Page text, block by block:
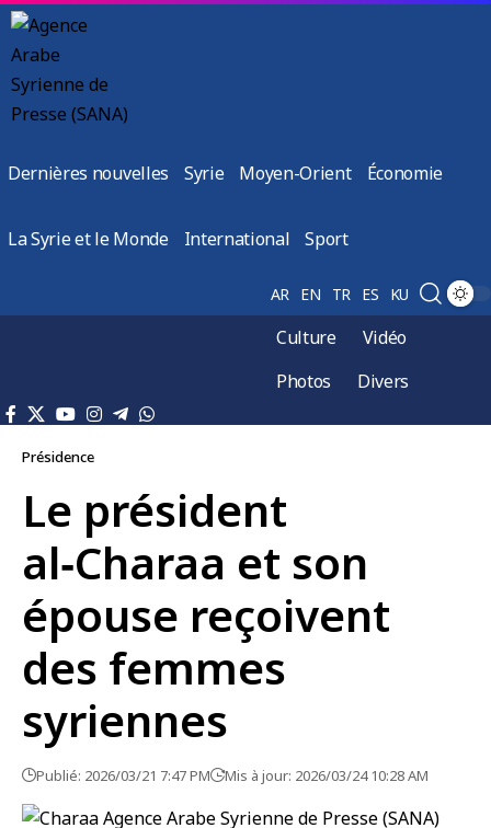
Dernières nouvelles Syrie Moyen-Orient Économie
La Syrie et le Monde International Sport
AR EN TR ES KU
Culture
Vidéo
Photos
Divers
Présidence
Le président
al‑Charaa et son
épouse reçoivent
des femmes
syriennes
Publié: 2026/03/21 7:47 PM Mis à jour: 2026/03/24 10:28 AM